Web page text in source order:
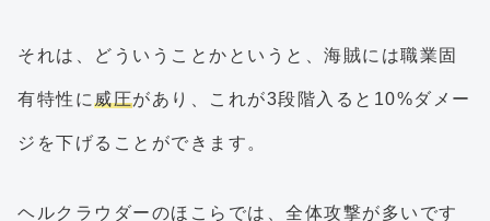
それは、どういうことかというと、海賊には職業固
有特性に威圧があり、これが3段階入ると10%ダメー
ジを下げることができます。
ヘルクラウダーのほこらでは、全体攻撃が多いです